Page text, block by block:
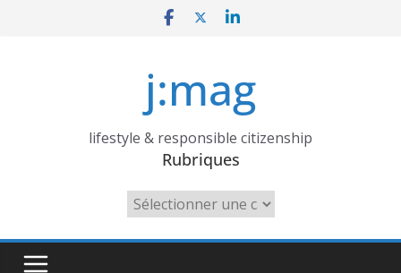
j:mag
lifestyle & responsible citizenship
Rubriques
Rubriques